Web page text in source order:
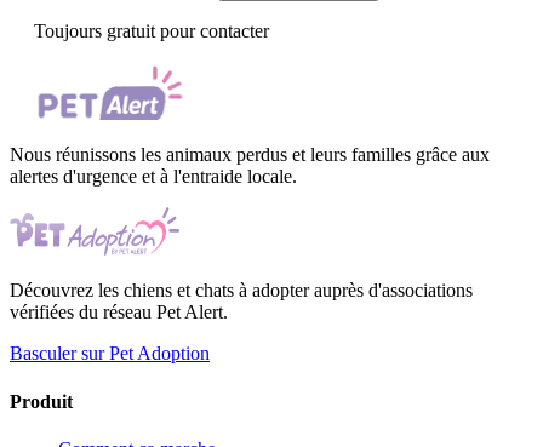
Toujours gratuit pour contacter
Nous réunissons les animaux perdus et leurs familles grâce aux
alertes d'urgence et à l'entraide locale.
Découvrez les chiens et chats à adopter auprès d'associations
vérifiées du réseau Pet Alert.
Basculer sur Pet Adoption
Produit